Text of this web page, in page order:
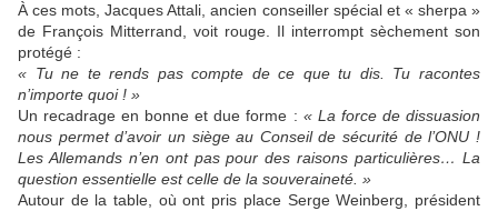
À ces mots, Jacques Attali, ancien conseiller spécial et « sherpa »
de François Mitterrand, voit rouge. Il interrompt sèchement son
protégé :
« Tu ne te rends pas compte de ce que tu dis. Tu racontes
n’importe quoi ! »
Un recadrage en bonne et due forme : « La force de dissuasion
nous permet d’avoir un siège au Conseil de sécurité de l’ONU !
Les Allemands n’en ont pas pour des raisons particulières… La
question essentielle est celle de la souveraineté. »
Autour de la table, où ont pris place Serge Weinberg, président